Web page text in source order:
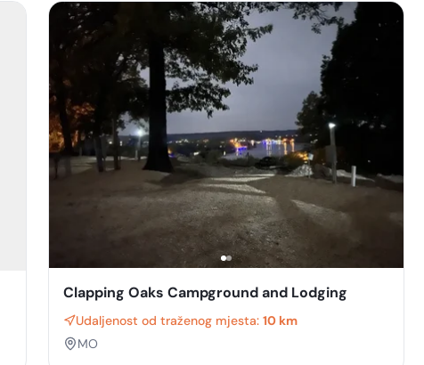
Clapping Oaks Campground and Lodging
Udaljenost od traženog mjesta: 10 km
MO